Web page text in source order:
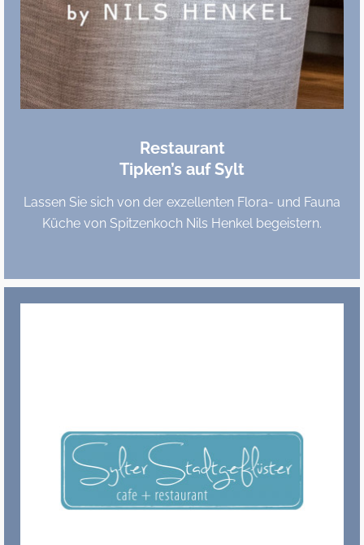
Restaurant
Tipken’s auf Sylt
Lassen Sie sich von der exzellenten Flora- und Fauna
Küche von Spitzenkoch Nils Henkel begeistern.